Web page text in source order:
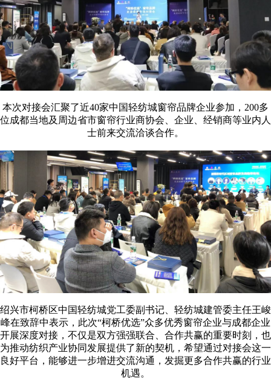
本次对接会汇聚了近40家中国轻纺城窗帘品牌企业参加，200多
位成都当地及周边省市窗帘行业商协会、企业、经销商等业内人
士前来交流洽谈合作。
绍兴市柯桥区中国轻纺城党工委副书记、轻纺城建管委主任王峻
峰在致辞中表示，此次“柯桥优选”众多优秀窗帘企业与成都企业
开展深度对接，不仅是双方强强联合、合作共赢的重要时刻，也
为推动纺织产业协同发展提供了新的契机，希望通过对接会这一
良好平台，能够进一步增进交流沟通，发掘更多合作共赢的行业
机遇。